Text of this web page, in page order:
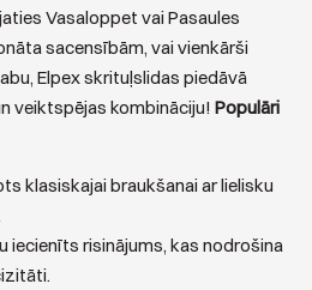
Vasaloppet vai Pasaules
sacensībām, vai vienkārši
Elpex skrituļslidas piedāvā
veiktspējas kombināciju! Populāri
klasiskajai braukšanai ar lielisku
iecienīts risinājums, kas nodrošina